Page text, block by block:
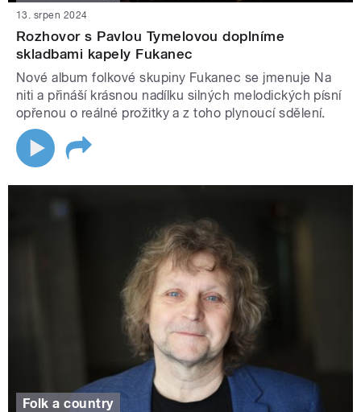
13. srpen 2024
Rozhovor s Pavlou Tymelovou doplníme
skladbami kapely Fukanec
Nové album folkové skupiny Fukanec se jmenuje Na
niti a přináší krásnou nadílku silných melodických písní
opřenou o reálné prožitky a z toho plynoucí sdělení.
Folk a country